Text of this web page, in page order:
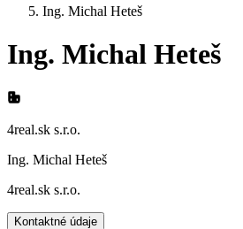
Ing. Michal Heteš
Ing. Michal Heteš
4real.sk s.r.o.
Ing. Michal Heteš
4real.sk s.r.o.
Kontaktné údaje